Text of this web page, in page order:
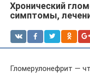
Хронический
симптомы,
Гломерулонефрит —